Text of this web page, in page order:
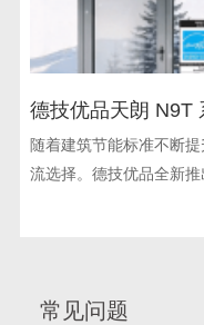
德技优品天朗 N9T
认证
随着建筑节能标准不断
流选择。德技优品全新
常见问题